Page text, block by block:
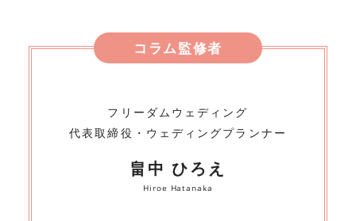
コラム監修者
フリーダムウェディング
代表取締役・ウェディングプランナー
畠中 ひろえ
Hiroe Hatanaka